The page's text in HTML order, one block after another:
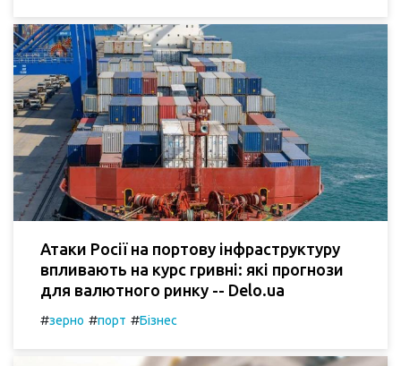
Атаки Росії на портову інфраструктуру
впливають на курс гривні: які прогнози
для валютного ринку -- Delo.ua
#зерно #порт #Бізнес